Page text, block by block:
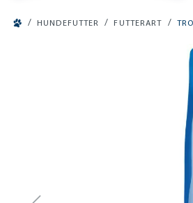
/ HUNDEFUTTER / FUTTERART /